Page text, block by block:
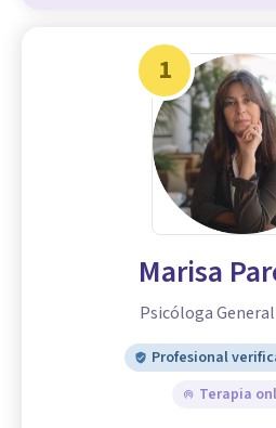
1
Marisa
Psicóloga
Profesional
Terapia